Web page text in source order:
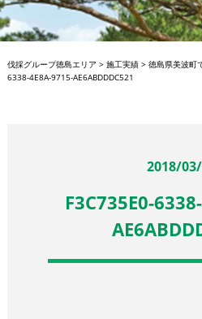
伐採グループ徳島エリア > 施工実績> 徳島県美波町
6338-4E8A-9715-AE6ABDDDC521
2018/
F3C735E0-